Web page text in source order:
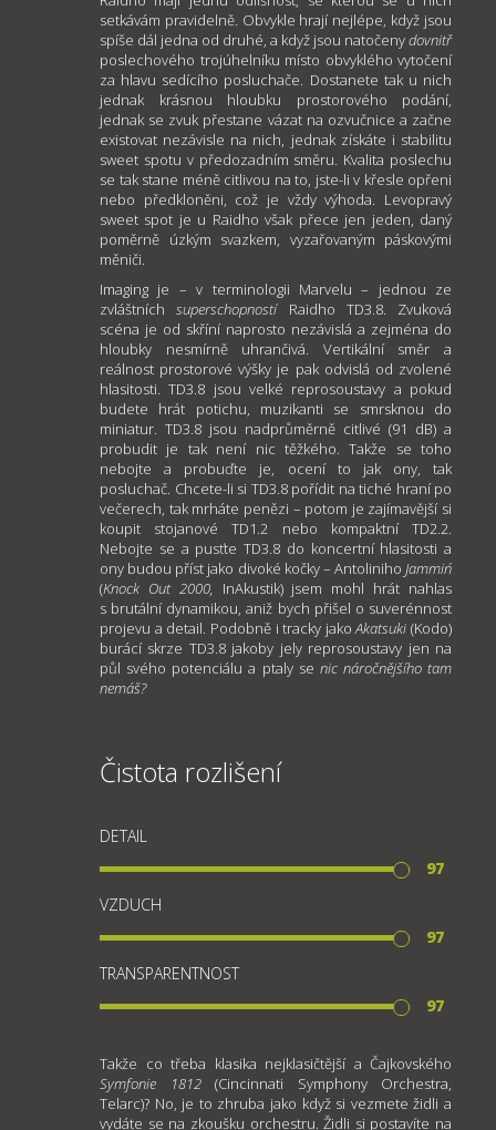
setkávám pravidelně. Obvykle hrají nejlépe, když jsou
spíše dál jedna od druhé, a když jsou natočenydovnitř
poslechového trojúhelníku místo obvyklého vytočení
za hlavu sedícího posluchače. Dostanete tak u nich
jednak krásnou hloubku prostorového podání,
jednak se zvuk přestane vázat na ozvučnice a začne
existovat nezávisle na nich, jednak získáte i stabilitu
sweet spotu v předozadním směru. Kvalita poslechu
se tak stane méně citlivou na to, jste-li v křesle opřeni
nebo předkloněni, což je vždy výhoda. Levopravý
sweet spot je u Raidho však přece jen jeden, daný
poměrně úzkým svazkem, vyzařovaným páskovými
měniči.
Imaging je – v terminologii Marvelu – jednou ze
zvláštníchsuperschopností Raidho TD3.8. Zvuková
scéna je od skříní naprosto nezávislá a zejména do
hloubky nesmírně uhrančivá. Vertikální směr a
reálnost prostorové výšky je pak odvislá od zvolené
hlasitosti. TD3.8 jsou velké reprosoustavy a pokud
budete hrát potichu, muzikanti se smrsknou do
miniatur. TD3.8 jsou nadprůměrně citlivé (91 dB) a
probudit je tak není nic těžkého. Takže se toho
nebojte a probuďte je, ocení to jak ony, tak
posluchač. Chcete-li si TD3.8 pořídit na tiché hraní po
večerech, tak mrháte penězi – potom je zajímavější si
koupit stojanové TD1.2 nebo kompaktní TD2.2.
Nebojte se a pusťte TD3.8 do koncertní hlasitosti a
ony budou příst jako divoké kočky – Antoliniho Jammin´
(Knock Out 2000, InAkustik) jsem mohl hrát nahlas
s brutální dynamikou, aniž bych přišel o suverénnost
projevu a detail. Podobně i tracky jakoAkatsuki (Kodo)
burácí skrze TD3.8 jakoby jely reprosoustavy jen na
půl svého potenciálu a ptaly se nic náročnějšího tam
nemáš?
Čistota rozlišení
DETAIL
97
VZDUCH
97
TRANSPARENTNOST
97
Takže co třeba klasika nejklasičtější a Čajkovského
Symfonie 1812 (Cincinnati Symphony Orchestra,
Telarc)? No, je to zhruba jako když si vezmete židli a
vydáte se na zkoušku orchestru. Židli si postavíte na